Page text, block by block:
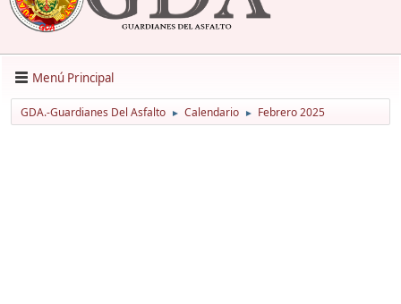
Menú Principal
GDA.-Guardianes Del Asfalto ► Calendario ► Febrero 2025